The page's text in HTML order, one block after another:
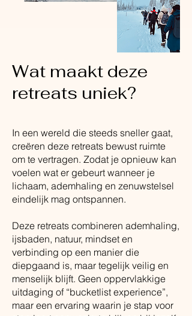
Wat maakt deze
retreats uniek?
In een wereld die steeds sneller gaat,
creëren deze retreats bewust ruimte
om te vertragen. Zodat je opnieuw kan
voelen wat er gebeurt wanneer je
lichaam, ademhaling en zenuwstelsel
eindelijk mag ontspannen.
Deze retreats combineren ademhaling,
ijsbaden, natuur, mindset en
verbinding op een manier die
diepgaand is, maar tegelijk veilig en
menselijk blijft. Geen oppervlakkige
uitdaging of “bucketlist experience”,
maar een ervaring waarin je stap voor